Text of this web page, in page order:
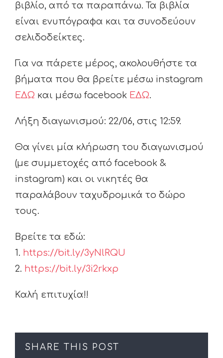
βιβλίο, από τα παραπάνω. Τα βιβλία
είναι ενυπόγραφα και τα συνοδεύουν
σελιδοδείκτες.
Για να πάρετε μέρος, ακολουθήστε τα
βήματα που θα βρείτε μέσω instagram
ΕΔΩ και μέσω facebook ΕΔΩ.
Λήξη διαγωνισμού: 22/06, στις 12:59.
Θα γίνει μία κλήρωση του διαγωνισμού
(με συμμετοχές από facebook &
instagram) και οι νικητές θα
παραλάβουν ταχυδρομικά το δώρο
τους.
Βρείτε τα εδώ:
1. https://bit.ly/3yNlRQU
2. https://bit.ly/3i2rkxp
Καλή επιτυχία!!
SHARE THIS POST